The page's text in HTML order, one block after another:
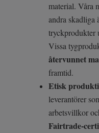
material. Våra
andra skadliga
tryckprodukter
Vissa
återvunnet
framtid.
Etisk
leverantörer
arbetsvillkor
Fairtrade-